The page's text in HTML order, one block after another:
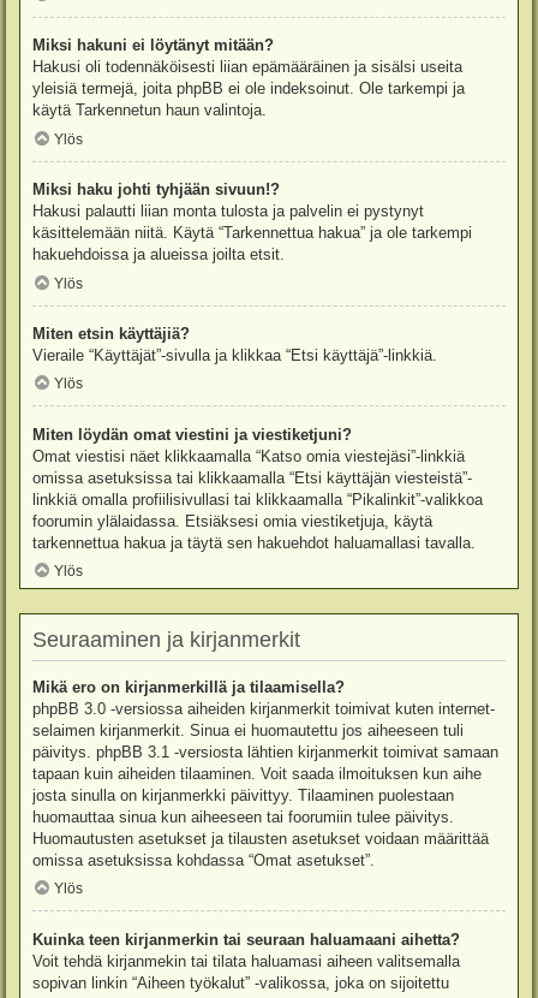
Miksi hakuni ei löytänyt mitään?
Hakusi oli todennäköisesti liian epämääräinen ja sisälsi useita
yleisiä termejä, joita phpBB ei ole indeksoinut. Ole tarkempi ja
käytä Tarkennetun haun valintoja.
Ylös
Miksi haku johti tyhjään sivuun!?
Hakusi palautti liian monta tulosta ja palvelin ei pystynyt
käsittelemään niitä. Käytä “Tarkennettua hakua” ja ole tarkempi
hakuehdoissa ja alueissa joilta etsit.
Ylös
Miten etsin käyttäjiä?
Vieraile “Käyttäjät”-sivulla ja klikkaa “Etsi käyttäjä”-linkkiä.
Ylös
Miten löydän omat viestini ja viestiketjuni?
Omat viestisi näet klikkaamalla “Katso omia viestejäsi”-linkkiä
omissa asetuksissa tai klikkaamalla “Etsi käyttäjän viesteistä”-
linkkiä omalla profiilisivullasi tai klikkaamalla “Pikalinkit”-valikkoa
foorumin ylälaidassa. Etsiäksesi omia viestiketjuja, käytä
tarkennettua hakua ja täytä sen hakuehdot haluamallasi tavalla.
Ylös
Seuraaminen ja kirjanmerkit
Mikä ero on kirjanmerkillä ja tilaamisella?
phpBB 3.0 -versiossa aiheiden kirjanmerkit toimivat kuten internet-
selaimen kirjanmerkit. Sinua ei huomautettu jos aiheeseen tuli
päivitys. phpBB 3.1 -versiosta lähtien kirjanmerkit toimivat samaan
tapaan kuin aiheiden tilaaminen. Voit saada ilmoituksen kun aihe
josta sinulla on kirjanmerkki päivittyy. Tilaaminen puolestaan
huomauttaa sinua kun aiheeseen tai foorumiin tulee päivitys.
Huomautusten asetukset ja tilausten asetukset voidaan määrittää
omissa asetuksissa kohdassa “Omat asetukset”.
Ylös
Kuinka teen kirjanmerkin tai seuraan haluamaani aihetta?
Voit tehdä kirjanmekin tai tilata haluamasi aiheen valitsemalla
sopivan linkin “Aiheen työkalut” -valikossa, joka on sijoitettu